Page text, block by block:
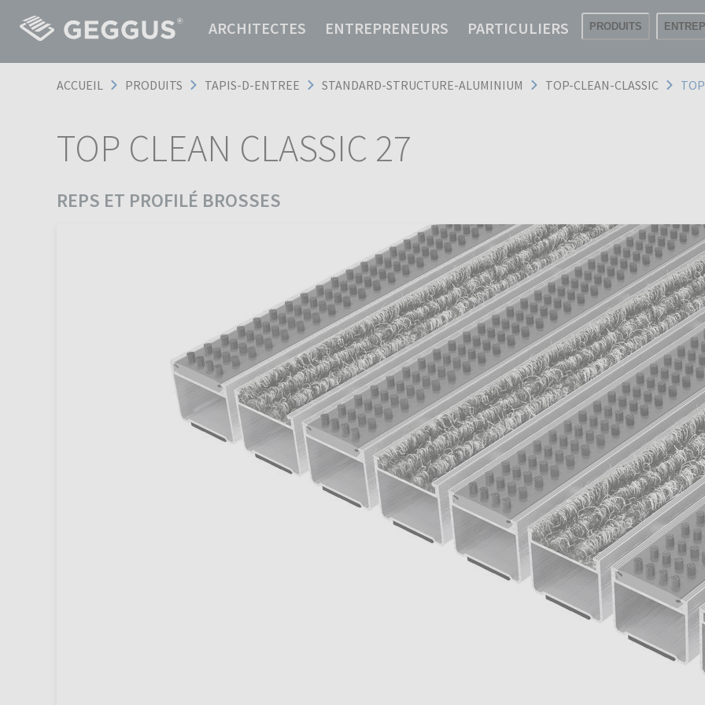
ARCHITECTES ENTREPRENEURS PARTICULIERS PRODUITS
ACCUEIL PRODUITS TAPIS-D-ENTREE STANDARD-STRUCTURE-ALUMINIUM TOP-CLEAN-CLASSIC
TOP CLEAN CLASSIC 27
REPS ET PROFILÉ BROSSES